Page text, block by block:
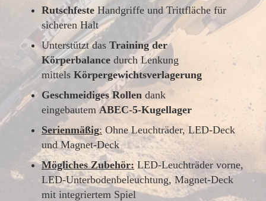
Rutschfeste Handgriffe und Trittfläche für
sicheren Halt
Unterstützt das Training der
Körperbalance durch Lenkung
mittels Körpergewichtsverlagerung
Geschmeidiges Rollen dank
eingebautemABEC-5-Kugellager
Serienmäßig: Ohne Leuchträder, LED-Deck
und Magnet-Deck
Mögliches Zubehör: LED-Leuchträder vorne,
LED-Unterbodenbeleuchtung, Magnet-Deck
mit integriertem Spiel